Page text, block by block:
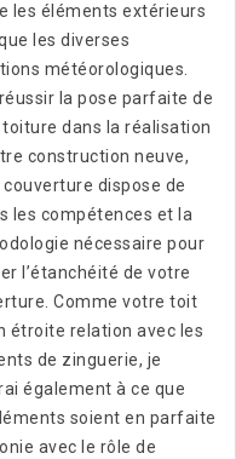
les éléments extérieurs
les diverses
météorologiques.
la pose parfaite de
dans la réalisation
construction neuve,
couverture dispose de
les compétences et la
nécessaire pour
l’étanchéité de votre
Comme votre toit
étroite relation avec les
de zinguerie, je
également à ce que
soient en parfaite
avec le rôle de